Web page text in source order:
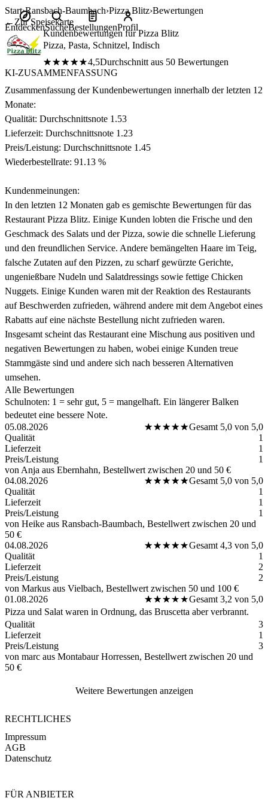
Start Ransbach-Baumbach Pizza Blitz Bewertungen
← Zur Speisekarte
Kundenbewertungen für Pizza Blitz
Pizza, Pasta, Schnitzel, Indisch
★★★★★
★★★★★4,5Durchschnitt aus 50 Bewertungen
KI-ZUSAMMENFASSUNG
Zusammenfassung der Kundenbewertungen innerhalb der letzten 12
Monate:
Qualität: Durchschnittsnote 1.53
Lieferzeit: Durchschnittsnote 1.23
Preis/Leistung: Durchschnittsnote 1.45
Wiederbestellrate: 91.13 %
Kundenmeinungen:
In den letzten 12 Monaten gab es gemischte Bewertungen für das
Restaurant Pizza Blitz. Einige Kunden lobten die Frische und den
Geschmack des Salats und der Pizza, sowie die schnelle Lieferung
und den freundlichen Service. Andere bemängelten Haare im Teig,
falsche Zutaten auf den Pizzen, zu scharf gewürzte Gerichte,
ungenießbare Nudeln und Salatdressings sowie fettige Chicken
Nuggets. Einige Kunden waren mit der Reaktion des Restaurants
auf Beschwerden zufrieden, während andere mit dem Angebot eines
Rabatts auf eine nächste Bestellung nicht zufrieden waren.
Insgesamt scheint das Restaurant eine Mischung aus positiven und
negativen Bewertungen zu haben, wobei einige Kunden treue
Stammgäste sind und andere sich nach besseren Alternativen
umsehen.
Alle Bewertungen
Schulnoten: 1 = sehr gut, 5 = mangelhaft. Ein längerer Balken
bedeutet eine bessere Note.
05.08.2026
★★★★★
★★★★★Gesamt 5,0 von 5,0
Qualität
1
Lieferzeit
1
Preis/Leistung
1
von Anja aus Ebernhahn, Bestellwert zwischen 20 und 50 €
04.08.2026
★★★★★
★★★★★Gesamt 5,0 von 5,0
Qualität
1
Lieferzeit
1
Preis/Leistung
1
von Heike aus Ransbach-Baumbach, Bestellwert zwischen 20 und
50 €
04.08.2026
★★★★★
★★★★★Gesamt 4,3 von 5,0
Qualität
1
Lieferzeit
2
Preis/Leistung
2
von Markus aus Vielbach, Bestellwert zwischen 50 und 100 €
01.08.2026
★★★★★
★★★★★Gesamt 3,2 von 5,0
Pizza und Salat waren in Ordnung, das Bruscetta aber verbrannt.
Qualität
3
Lieferzeit
1
Preis/Leistung
3
von marc aus Montabaur Horressen, Bestellwert zwischen 20 und
50 €
Weitere Bewertungen anzeigen
RECHTLICHES
Impressum
AGB
Datenschutz
FÜR ANBIETER
EntdeckenSucheBestellungenProfil